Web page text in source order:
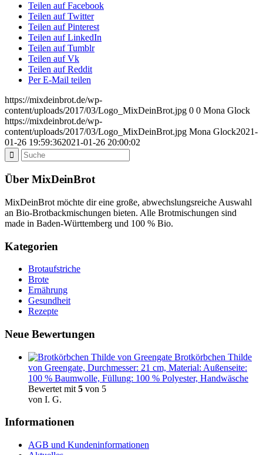
Teilen auf Facebook
Teilen auf Twitter
Teilen auf Pinterest
Teilen auf LinkedIn
Teilen auf Tumblr
Teilen auf Vk
Teilen auf Reddit
Per E-Mail teilen
https://mixdeinbrot.de/wp-
content/uploads/2017/03/Logo_MixDeinBrot.jpg 0 0 Mona Glock
https://mixdeinbrot.de/wp-
content/uploads/2017/03/Logo_MixDeinBrot.jpg Mona Glock2021-
01-26 19:59:362021-01-26 20:00:02
Über MixDeinBrot
MixDeinBrot möchte dir eine große, abwechslungsreiche Auswahl
an Bio-Brotbackmischungen bieten. Alle Brotmischungen sind
made in Baden-Württemberg und 100 % Bio.
Kategorien
Brotaufstriche
Brote
Ernährung
Gesundheit
Rezepte
Neue Bewertungen
Brotkörbchen Thilde
von Greengate, Durchmesser: 21 cm, Material: Außenseite:
100 % Baumwolle, Füllung: 100 % Polyester, Handwäsche
Bewertet mit 5 von 5
von I. G.
Informationen
AGB und Kundeninformationen